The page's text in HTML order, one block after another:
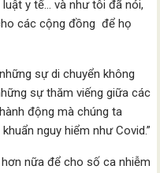
y tế… và như tôi đã nói,
các cộng đồng để họ
sự di chuyển không
sự thăm viếng giữa các
động mà chúng ta
nguy hiểm như Covid.”
nữa để cho số ca nhiễm